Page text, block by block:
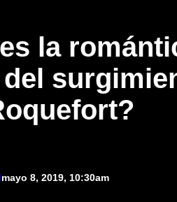
la
mayo 8, 2019, 10:30am